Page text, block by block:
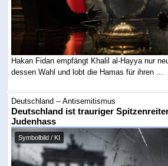
Hakan Fidan empfängt Khalil al-Hayya nur
dessen Wahl und lobt die Hamas für ihren ...
Deutschland -- Antisemitismus
Deutschland ist trauriger
Judenhass
Symbolbild / KI